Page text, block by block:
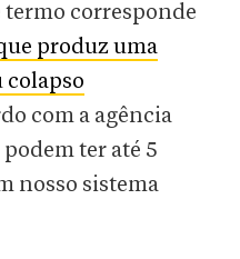
termo corresponde
produz uma
colapso
com a agência
podem ter até 5
nosso sistema